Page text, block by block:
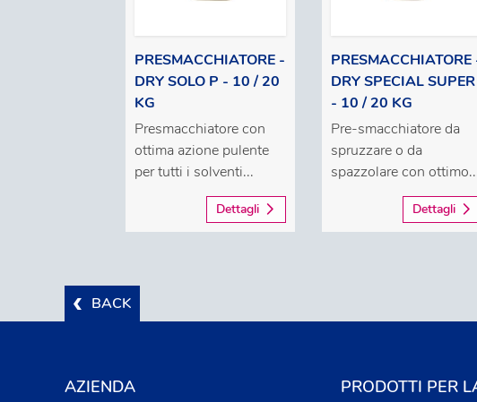
PRESMACCHIATORE -
DRY SOLO P - 10 / 20
KG
Presmacchiatore con
ottima azione pulente
per tutti i solventi...
Dettagli
PRESMACCHIATORE
DRY SPECIAL SUPER
- 10 / 20 KG
Pre-smacchiatore da
spruzzare o da
spazzolare con
Dettagli
BACK
PRODOTTI PER
AZIENDA